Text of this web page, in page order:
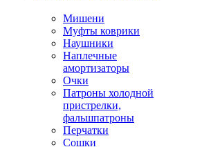
Мишени
Муфты коврики
Наушники
Наплечные
амортизаторы
Очки
Патроны холодной
пристрелки,
фальшпатроны
Перчатки
Сошки